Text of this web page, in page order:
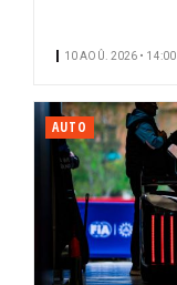
10 AOÛ. 2026 • 14:00
AUTO